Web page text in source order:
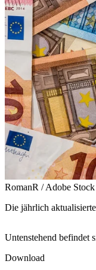
RomanR / Adobe Stock
Die jährlich
Untenstehend befindet
Download